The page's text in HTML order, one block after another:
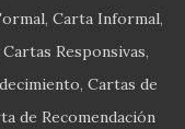
Carta Informal
Cartas Responsivas
Cartas de
de Recomendación